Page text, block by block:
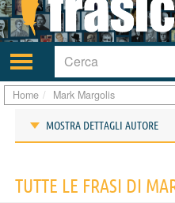
Attiva/disattiva
navigazione
Home Mark Margolis
MOSTRA DETTAGLI AUTORE
TUTTE LE FRASI DI